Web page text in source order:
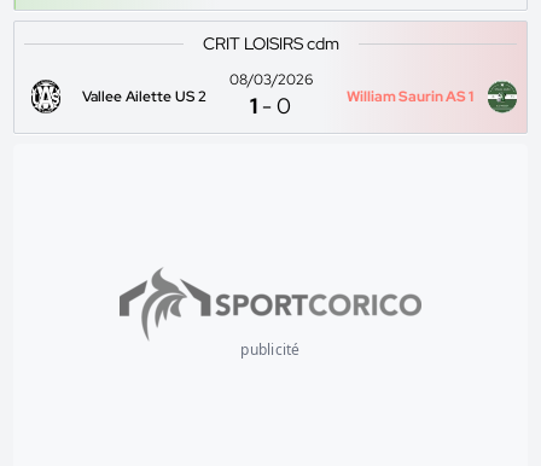
CRIT LOISIRS cdm
Vallee Ailette US 2
08/03/2026
1 -0 William Saurin AS 1
publicité